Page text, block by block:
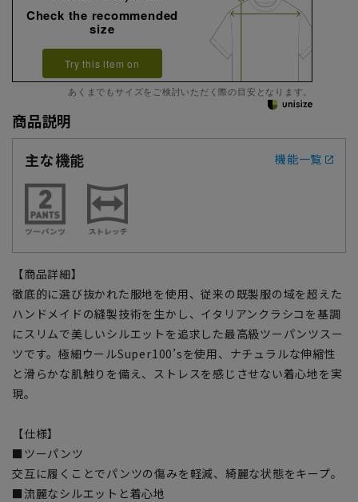
Check the recommended
size
Try this item on
あくまでもサイズをご検討いただく際の目安となります。
商品説明
主な機能
機能一覧
【商品詳細】
徹底的に選び抜かれた服地を使用、従来の既製服の域を超えた
ハンドメイドの縫製技術を生かし、イタリアンクラシコを基調
にスリムで美しいシルエットを追求した最高級ツーパンツスー
ツです。極細ウールSuper100’sを使用、ナチュラルな伸縮性
と滑らかな肌触りを備え、ストレスを感じさせない着心地を実
現。
【仕様】
■ツーパンツ
交互に履くことでパンツの傷みを軽減、綺麗な状態をキープ。
■流麗なシルエットと着心地